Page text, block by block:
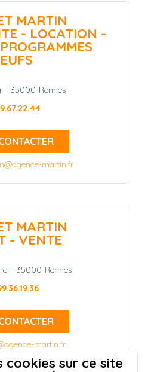
MARTIN
- LOCATION -
- 35000 Rennes
martin.fr
MARTIN
- VENTE
- 35000 Rennes
martin.fr
cookies sur ce site